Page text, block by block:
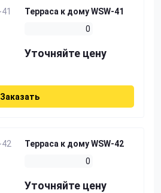
Терраса к дому WSW-41
0
Уточняйте цену
Заказать
Терраса к дому WSW-42
0
Уточняйте цену